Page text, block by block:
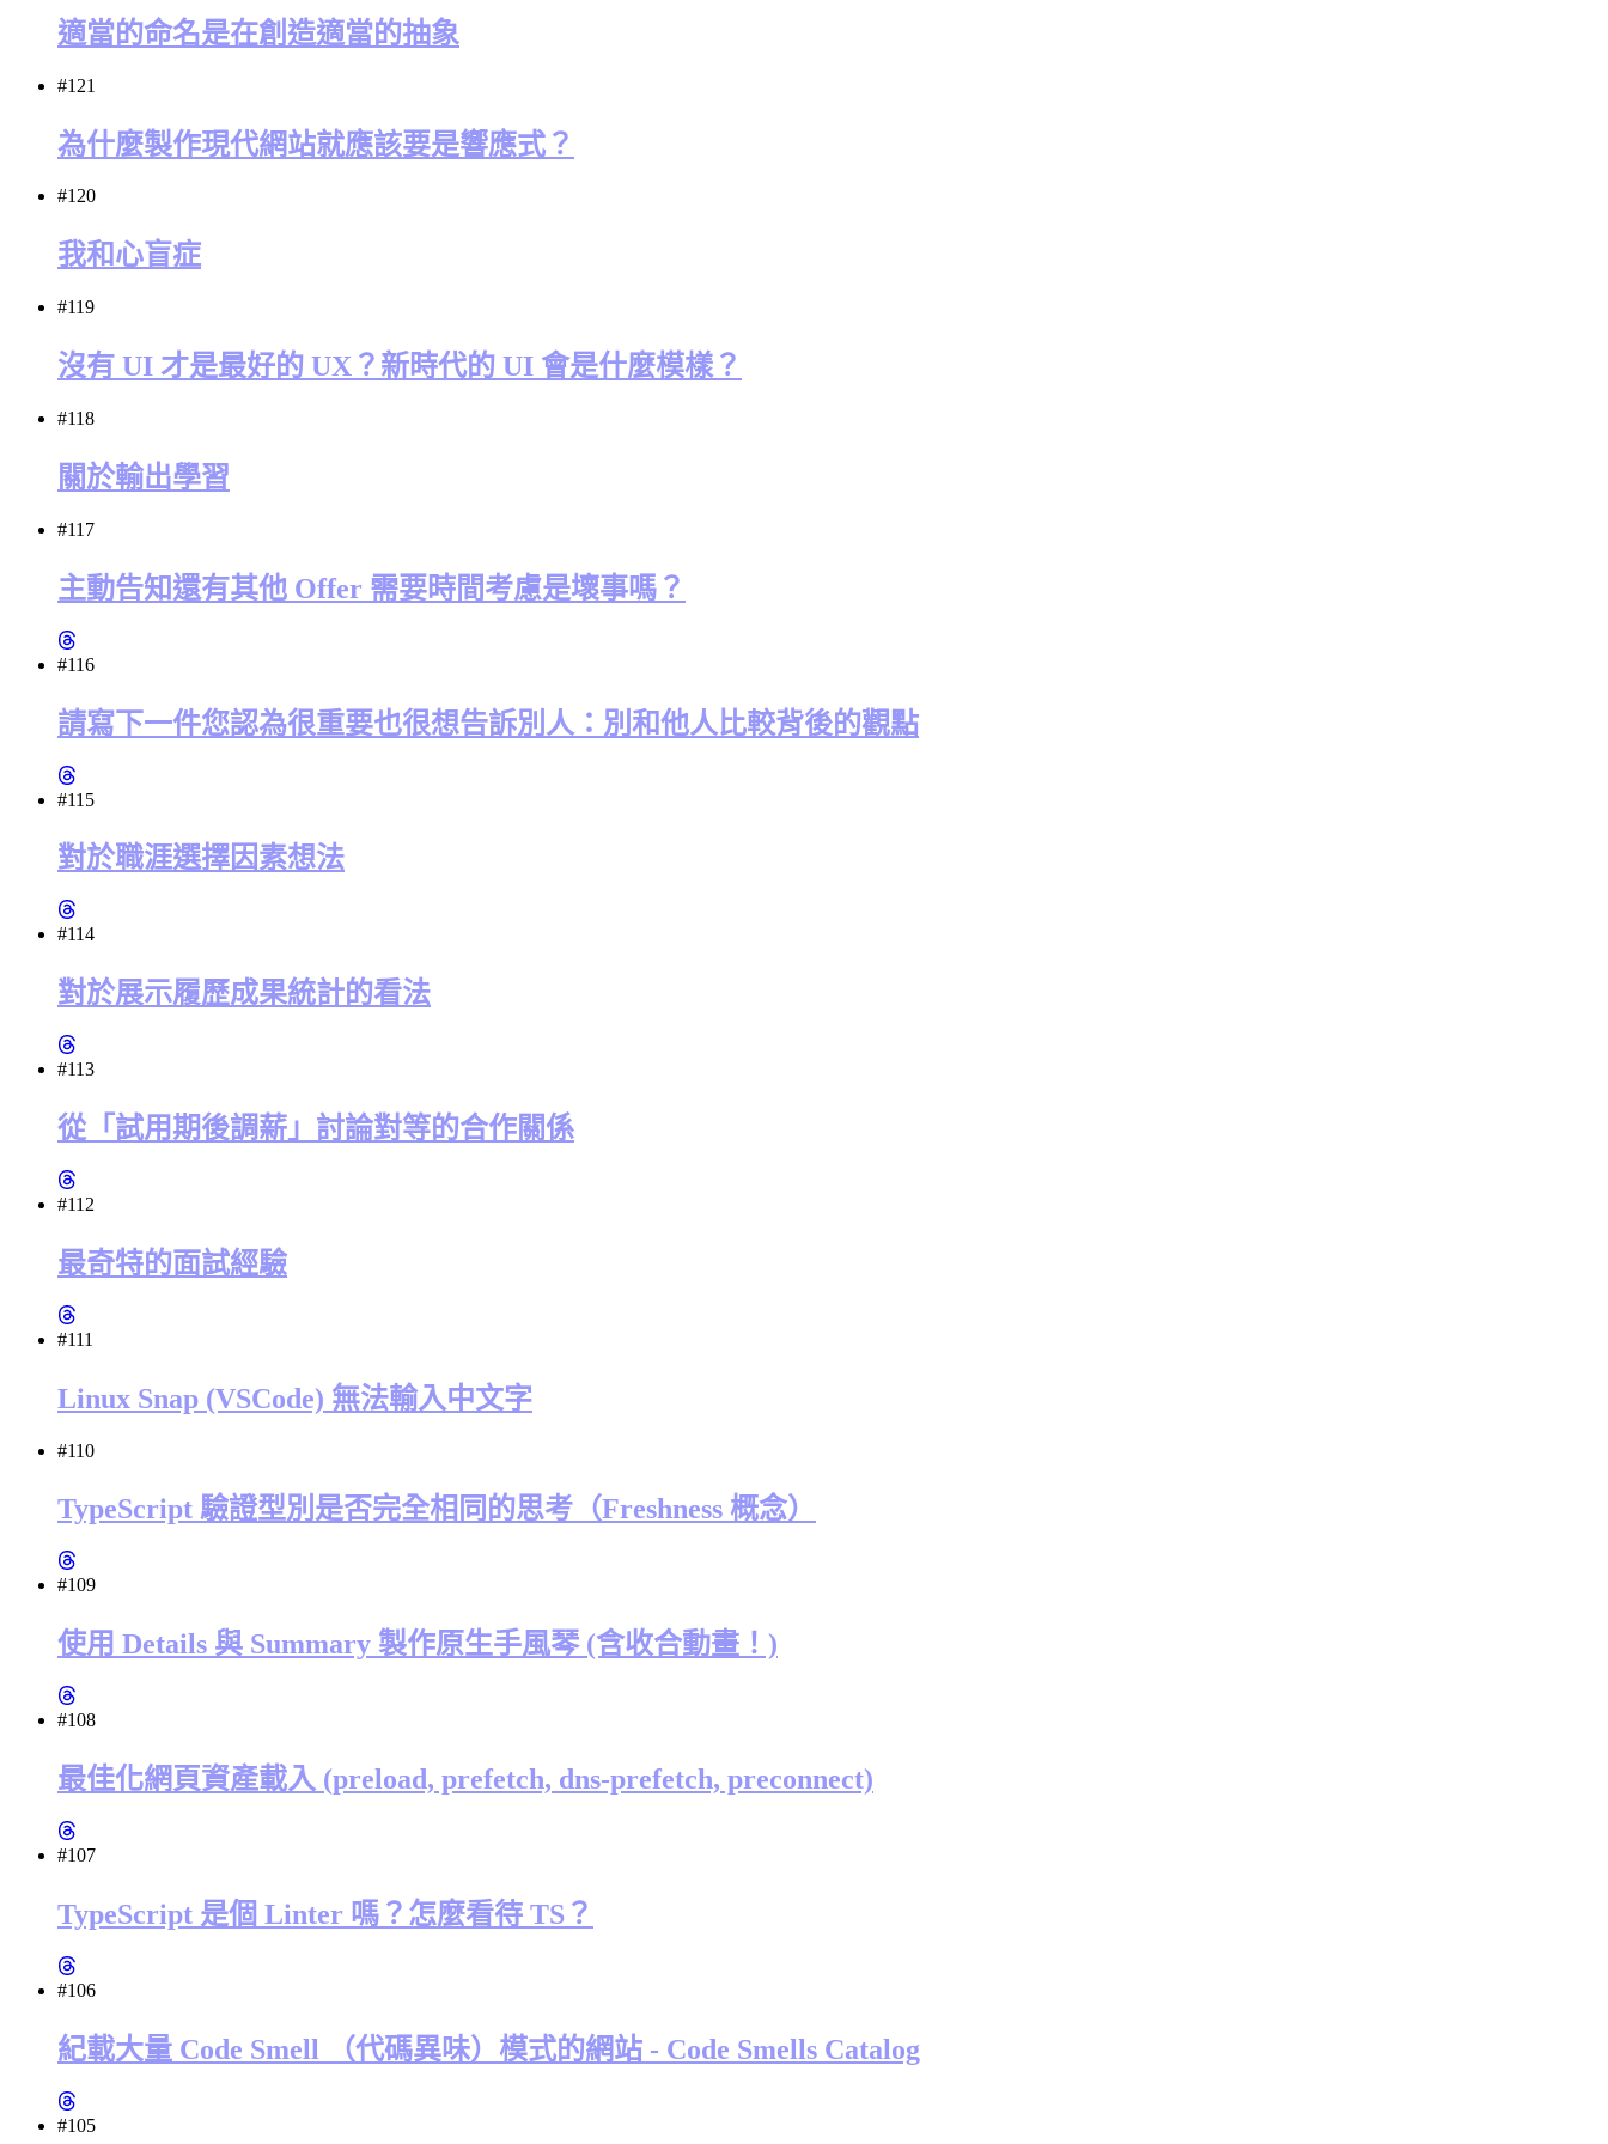
適當的命名是在創造適當的抽象
#121
為什麼製作現代網站就應該要是響應式？
#120
我和心盲症
#119
沒有 UI 才是最好的 UX？新時代的 UI 會是什麼模樣？
#118
關於輸出學習
#117
主動告知還有其他 Offer 需要時間考慮是壞事嗎？
#116
請寫下一件您認為很重要也很想告訴別人：別和他人比較背後的觀點
#115
對於職涯選擇因素想法
#114
對於展示履歷成果統計的看法
#113
從「試用期後調薪」討論對等的合作關係
#112
最奇特的面試經驗
#111
Linux Snap (VSCode) 無法輸入中文字
#110
TypeScript 驗證型別是否完全相同的思考（Freshness 概念）
#109
使用 Details 與 Summary 製作原生手風琴 (含收合動畫！)
#108
最佳化網頁資產載入 (preload, prefetch, dns-prefetch, preconnect)
#107
TypeScript 是個 Linter 嗎？怎麼看待 TS？
#106
紀載大量 Code Smell （代碼異味）模式的網站 - Code Smells Catalog
#105